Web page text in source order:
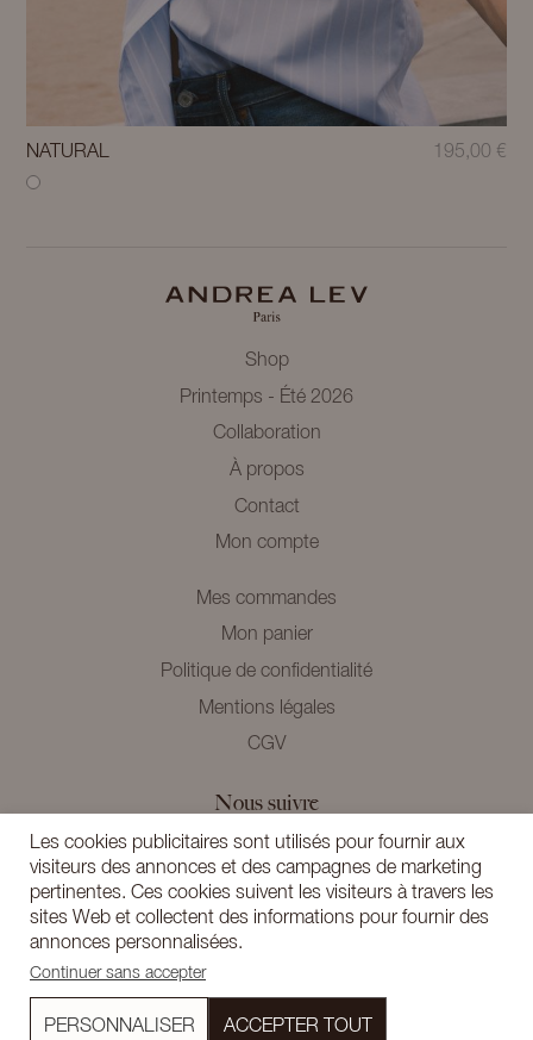
NATURAL 195,00 €
Shop
Printemps - Été 2026
Collaboration
À propos
Contact
Mon compte
Mes commandes
Mon panier
Politique de confidentialité
Mentions légales
CGV
Nous suivre
Instagram
Newsletter
Andrea Lev Paris - Tous droits réservés 2025
Crédits Gestion des cookies
Les cookies publicitaires sont utilisés pour fournir aux
visiteurs des annonces et des campagnes de marketing
pertinentes. Ces cookies suivent les visiteurs à travers les
sites Web et collectent des informations pour fournir des
annonces personnalisées.
Continuer sans accepter
PERSONNALISER ACCEPTER TOUT